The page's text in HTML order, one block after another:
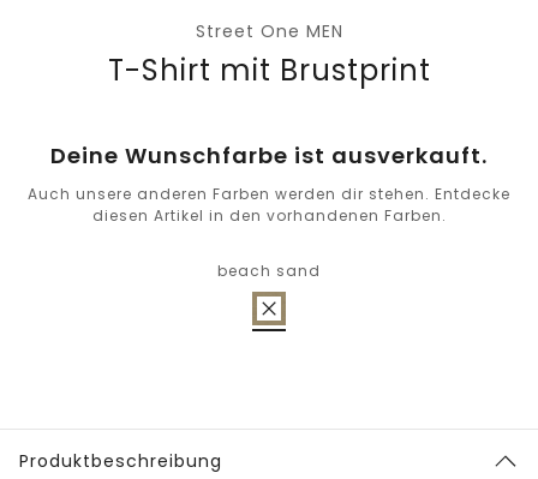
Street One MEN
T-Shirt mit Brustprint
Deine Wunschfarbe ist ausverkauft.
Auch unsere anderen Farben werden dir stehen. Entdecke
diesen Artikel in den vorhandenen Farben.
beach sand
Produktbeschreibung